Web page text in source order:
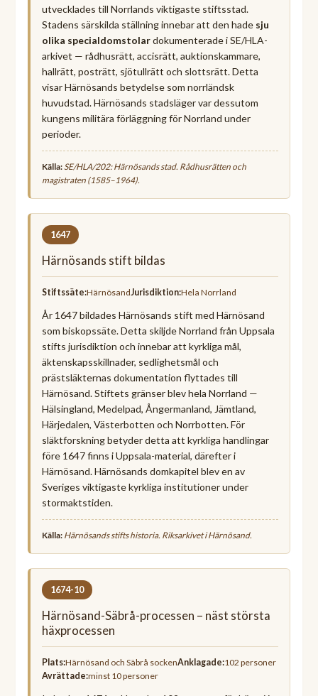
utvecklades till Norrlands viktigaste stiftsstad.
Stadens särskilda ställning innebar att den hade sju
olika specialdomstolardokumenterade i SE/HLA-
arkivet — rådhusrätt, accisrätt, auktionskammare,
hallrätt, posträtt, sjötullrätt och slottsrätt. Detta
visar Härnösands betydelse som norrländsk
huvudstad. Härnösands stadsläger var dessutom
kungens militära förläggning för Norrland under
perioder.
Källa:SE/HLA/202: Härnösands stad. Rådhusrätten och
magistraten (1585–1964).
1647
Härnösands stift bildas
Stiftssäte:HärnösandJurisdiktion:Hela Norrland
År 1647 bildades Härnösands stift med Härnösand
som biskopssäte. Detta skiljde Norrland från Uppsala
stifts jurisdiktion och innebar att kyrkliga mål,
äktenskapsskillnader, sedlighetsmål och
prästsläkternas dokumentation flyttades till
Härnösand. Stiftets gränser blev hela Norrland —
Hälsingland, Medelpad, Ångermanland, Jämtland,
Härjedalen, Västerbotten och Norrbotten. För
släktforskning betyder detta att kyrkliga handlingar
före 1647 finns i Uppsala-material, därefter i
Härnösand. Härnösands domkapitel blev en av
Sveriges viktigaste kyrkliga institutioner under
stormaktstiden.
Källa:Härnösands stifts historia. Riksarkivet i Härnösand.
1674-10
Härnösand-Säbrå-processen – näst största
häxprocessen
Plats:Härnösand och Säbrå sockenAnklagade:102 personer
Avrättade:minst 10 personer